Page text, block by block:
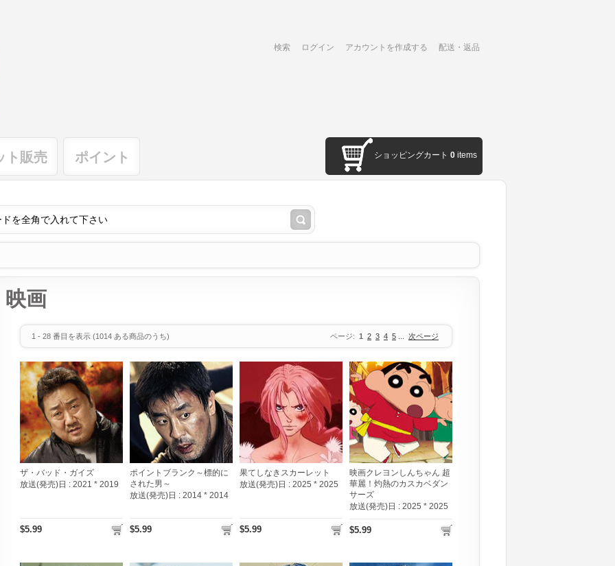
検索 ログイン アカウントを作成する 配送・返品
ト販売 ポイント ショッピングカート 0 items
映画
1 - 28 番目を表示 (1014 ある商品のうち) ページ: 1 2 3 4 5 次ページ
ザ・バッド・ガイズ
放送(発売)日 : 2021 * 2019
$5.99
ポイントブランク～標的に
された男～
放送(発売)日 : 2014 * 2014
$5.99
果てしなきスカーレット
放送(発売)日 : 2025 * 2025
$5.99
映画クレヨンしんちゃん 超
華麗！灼熱のカスカベダン
サーズ
放送(発売)日 : 2025 * 2025
$5.99